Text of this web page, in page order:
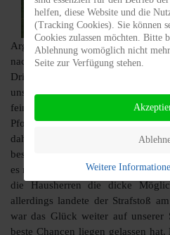
Arg ersatzgeschwächt und mit
nach Reumtengrün an die Treba
Dritte des VfB Auerbach. Nach
unsere Jungs ihre erste gute
feinen Pass El Molla an, doch
Pfosten. Das Spiel plätscherte
dahin, wobei beide
bessere Mannschaft waren. Die
es mit dem 0:0 in die Pause ging.
die Hausherren die dicke
allerdings landete der Strafstoß
war das Glück weiter auf unserer
beste Chancen liegen gelassen
helfen, diese Website und die
(Tracking Cookies). Sie können
Cookies zulassen möchten. Bitte
Ablehnung womöglich nicht
Seite zur Verfügung stehen.
Weitere